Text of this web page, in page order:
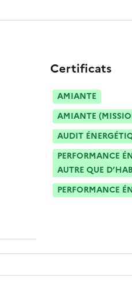
Certificats
AMIANTE
AMIANTE
AUDIT
PERFORMANCE
AUTRE QUE
PERFORMANCE